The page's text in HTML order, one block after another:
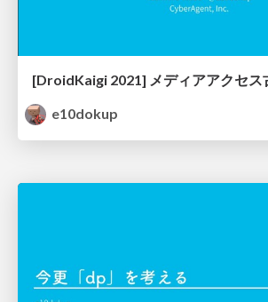
e10dokup